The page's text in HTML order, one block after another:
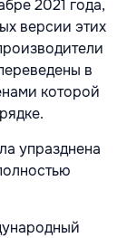
2021 года,
версии этих
в
которой
упразднена